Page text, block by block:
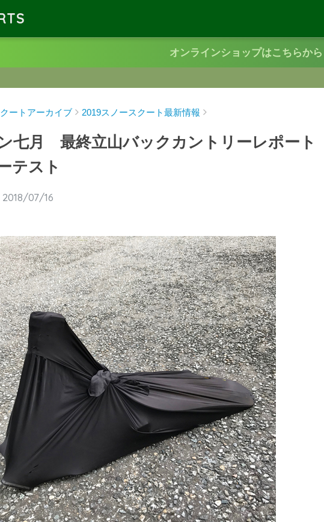
オンラインショップはこちらから
ートアーカイブ 2019スノースクート最新情報
七月 最終立山バックカントリーレポート
テスト
2018/07/16